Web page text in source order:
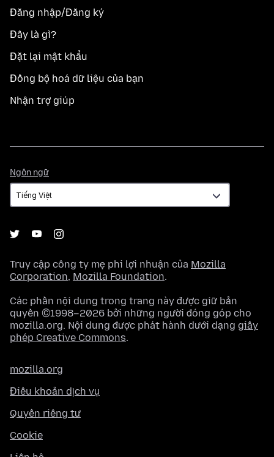
Đăng nhập/Đăng ký
Đây là gì?
Đặt lại mật khẩu
Đồng bộ hoá dữ liệu của bạn
Nhận trợ giúp
Ngôn ngữ
ngữ
Truy cập công ty mẹ phi lợi nhuận của Mozilla
Corporation, Mozilla Foundation.
Các phần nội dung trong trang này được giữ bản
quyền ©1998–2026 bởi những người đóng góp cho
mozilla.org. Nội dung được phát hành dưới dạng giấy
phép Creative Commons.
mozilla.org
Điều khoản dịch vụ
Quyền riêng tư
Cookie